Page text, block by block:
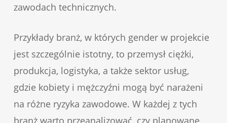
zawodach technicznych.
Przykłady branż, w których gender w projekcie
jest szczególnie istotny, to przemysł ciężki,
produkcja, logistyka, a także sektor usług,
gdzie kobiety i mężczyźni mogą być narażeni
na różne ryzyka zawodowe. W każdej z tych
branż warto przeanalizować, czy planowane